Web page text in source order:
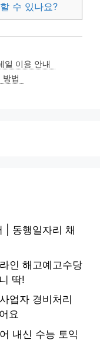
수 있나요?
일 이용 안내
방법
| 동행일자리 채
인 해고예고수당
딱!
업자 경비처리
요
내신 수능 토익